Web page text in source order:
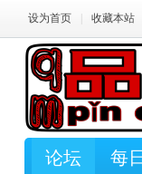
设为首页 收藏本站
论坛 每